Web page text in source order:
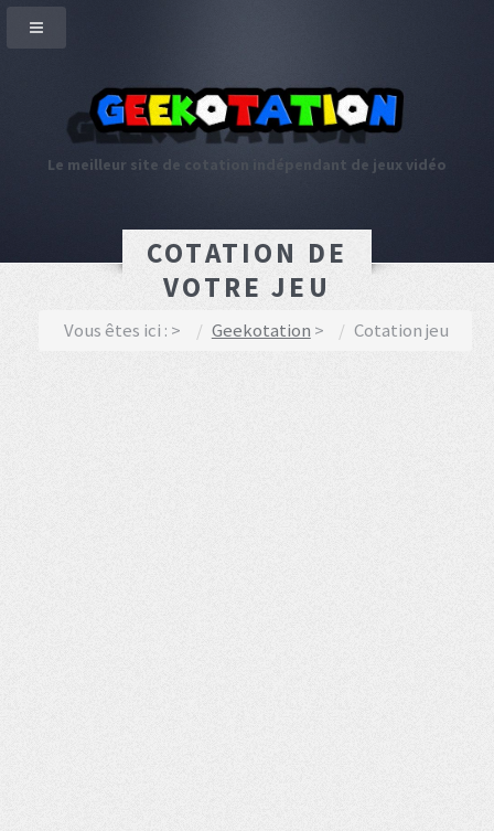
Le meilleur site de cotation indépendant de jeux vidéo
COTATION DE
VOTRE JEU
Vous êtes ici : Geekotation Cotation jeu